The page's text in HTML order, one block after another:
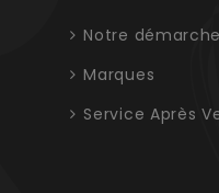
Notre
Marques
Service Après